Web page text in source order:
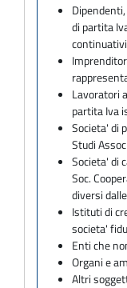
di partita
Lavoratori
partita Iva
Societa' di
Studi
Societa' di
Soc.
diversi
Istituti di
societa'
Enti che
Organi e
Altri